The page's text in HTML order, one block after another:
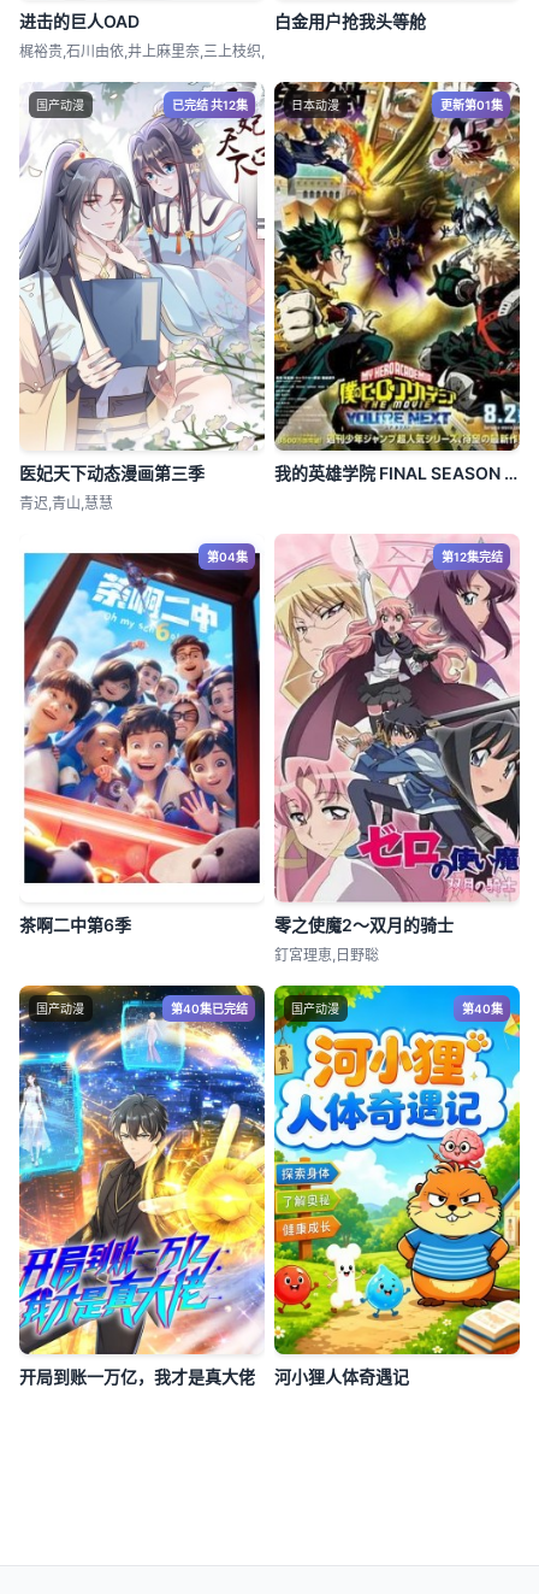
进击的巨人OAD
梶裕贵,石川由依,井上麻里奈,三上枝织,
白金用户抢我头等舱
国产动漫 已完结 共12集
医妃天下动态漫画第三季
青迟,青山,慧慧
日本动漫 更新第01集
我的英雄学院 FINAL SEASON 特别篇
第04集
茶啊二中第6季
第12集完结
零之使魔2～双月的骑士
釘宮理恵,日野聡
国产动漫 第40集已完结
开局到账一万亿，我才是真大佬
国产动漫 第40集
河小狸人体奇遇记